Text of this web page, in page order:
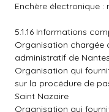
Enchère électronique :
5.1.16 Informations
Organisation chargée
administratif de Nantes
Organisation qui
sur la procédure de
Saint Nazaire
Organisation qui